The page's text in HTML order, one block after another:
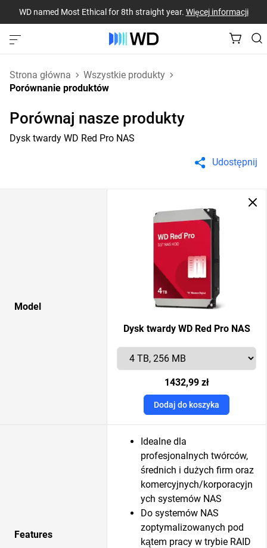
WD named Most Ethical for 8th straight year. Więcej informacji
Strona główna
Wszystkie produkty
Porównanie produktów
Porównaj nasze produkty
Dysk twardy WD Red Pro NAS
Udostępnij
Model
Dysk twardy WD Red Pro NAS
1432,99 zł
Dodaj do koszyka
Features
Idealne dla
profesjonalnych twórców,
średnich i dużych firm oraz
komercyjnych/korporacyjn
ych systemów NAS
Do systemów NAS
zoptymalizowanych pod
kątem pracy w trybie RAID